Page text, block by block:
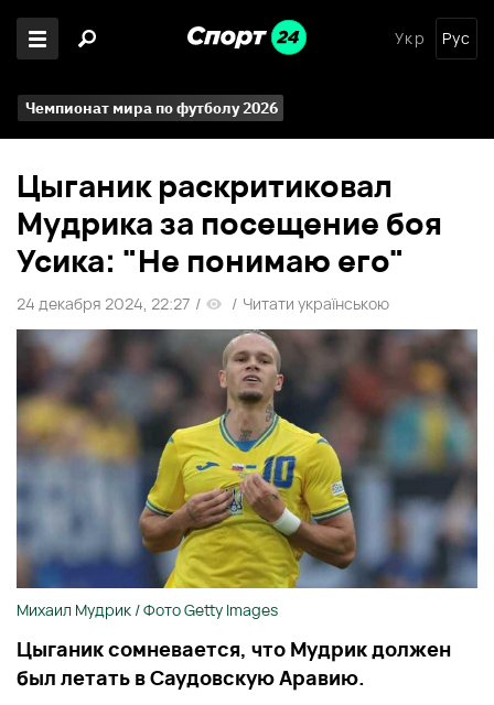
Укр Рус
Чемпионат мира по футболу 2026
Цыганик раскритиковал
Мудрика за посещение боя
Усика: "Не понимаю его"
24 декабря 2024, 22:27 / / Читати українською
Михаил Мудрик / Фото Getty Images
Цыганик сомневается, что Мудрик должен
был летать в Саудовскую Аравию.